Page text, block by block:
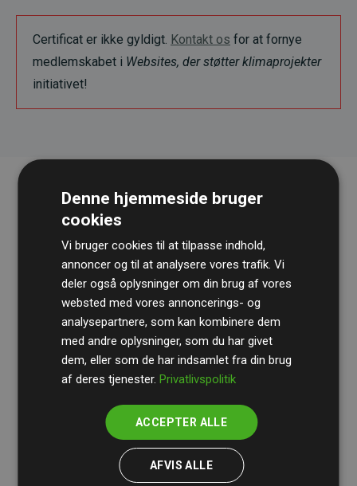
Certificat er ikke gyldigt. Kontakt os for at fornye
medlemskabet i Websites, der støtter klimaprojekter
initiativet!
RevisionshusetBDOgennemgår løbende vores
beregninger og metode for at sikre gennemsigtighed
og pålidelighed.
Deres revision dokumenterer, at vores investeringer i
medlemmernes websites estimerede CO₂-
Denne hjemmeside bruger
cookies
Vi bruger cookies til at tilpasse indhold,
annoncer og til at analysere vores trafik. Vi
deler også oplysninger om din brug af vores
websted med vores annoncerings- og
analysepartnere, som kan kombinere dem
med andre oplysninger, som du har givet
dem, eller som de har indsamlet fra din brug
af deres tjenester.Privatlivspolitik
ACCEPTER ALLE
AFVIS ALLE